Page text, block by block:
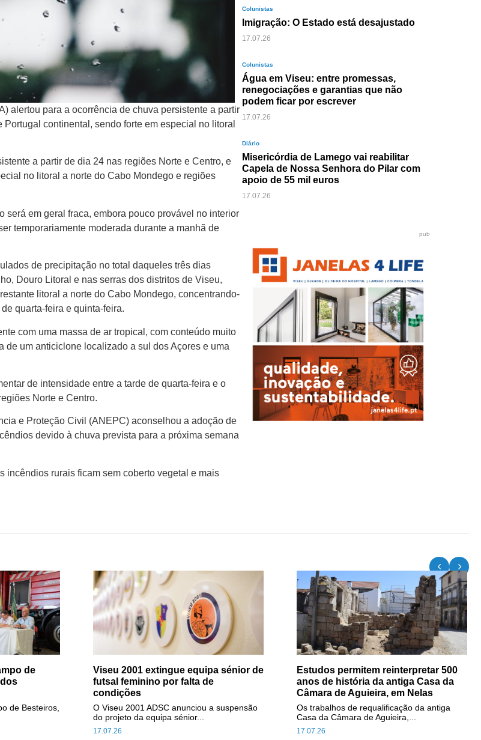
alertou para a ocorrência de chuva persistente a partir
continental, sendo forte em especial no litoral
a partir de dia 24 nas regiões Norte e Centro, e
no litoral a norte do Cabo Mondego e regiões
será em geral fraca, embora pouco provável no interior
temporariamente moderada durante a manhã de
de precipitação no total daqueles três dias
Douro Litoral e nas serras dos distritos de Viseu,
litoral a norte do Cabo Mondego, concentrando-
quarta-feira e quinta-feira.
com uma massa de ar tropical, com conteúdo muito
um anticiclone localizado a sul dos Açores e uma
de intensidade entre a tarde de quarta-feira e o
Norte e Centro.
e Proteção Civil (ANEPC) aconselhou a adoção de
devido à chuva prevista para a próxima semana
incêndios rurais ficam sem coberto vegetal e mais
Colunistas
Imigração: O Estado está desajustado
17.07.26
Colunistas
Água em Viseu: entre promessas,
renegociações e garantias que não
podem ficar por escrever
17.07.26
Diário
Misericórdia de Lamego vai reabilitar
Capela de Nossa Senhora do Pilar com
apoio de 55 mil euros
17.07.26
pub
de
de Besteiros,
Viseu 2001 extingue equipa sénior de
futsal feminino por falta de
condições
17.07.26
O Viseu 2001 ADSC anunciou a suspensão
do projeto da equipa sénior...
Estudos permitem reinterpretar 500
anos de história da antiga Casa da
Câmara de Aguieira, em Nelas
17.07.26
Os trabalhos de requalificação da antiga
Casa da Câmara de Aguieira,...